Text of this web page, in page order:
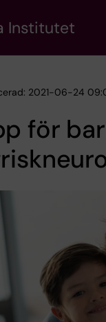
Institutet
2021-06-24
för